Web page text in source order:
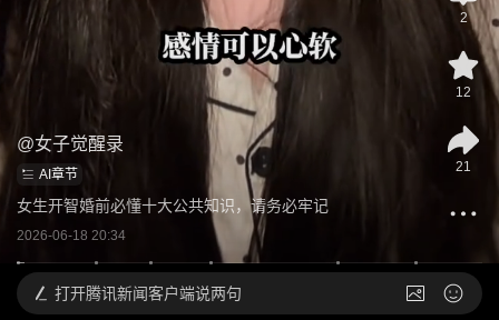
@女子觉醒录
AI章节
女生开智婚前必懂十大公共知识，请务必牢记
2026-06-18 20:34
2
12
21
打开腾讯新闻客户端说两句